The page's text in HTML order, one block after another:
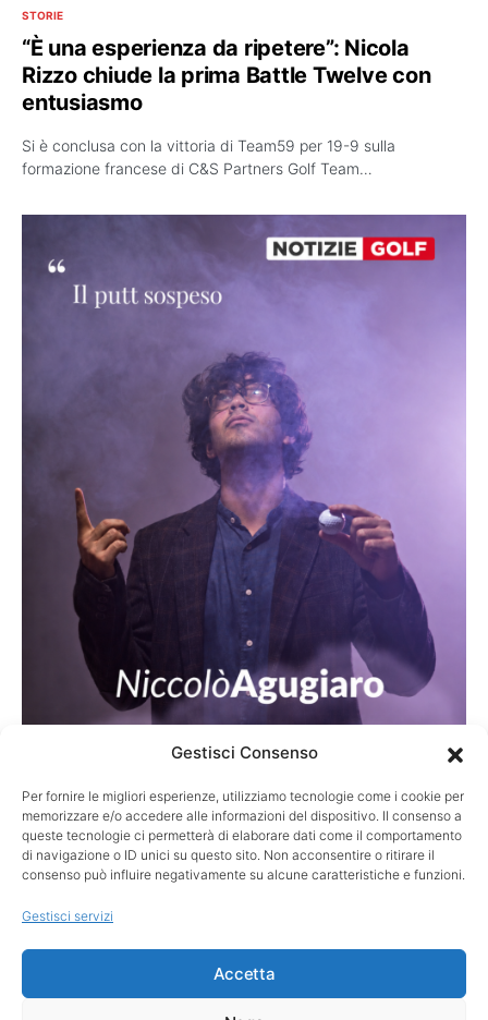
Gestisci Consenso
Per fornire le migliori esperienze, utilizziamo tecnologie come i cookie per
memorizzare e/o accedere alle informazioni del dispositivo. Il consenso a
queste tecnologie ci permetterà di elaborare dati come il comportamento
di navigazione o ID unici su questo sito. Non acconsentire o ritirare il
consenso può influire negativamente su alcune caratteristiche e funzioni.
Gestisci servizi
Accetta
STORIE
“È una esperienza da ripetere”: Nicola
Rizzo chiude la prima Battle Twelve con
entusiasmo
Si è conclusa con la vittoria di Team59 per 19-9 sulla
formazione francese di C&S Partners Golf Team…
STORIE
Turnberry 2009: il putt sospeso tra vittoria
e memoria
Quando la palla resta sul bordo della buca, il golf misura ciò